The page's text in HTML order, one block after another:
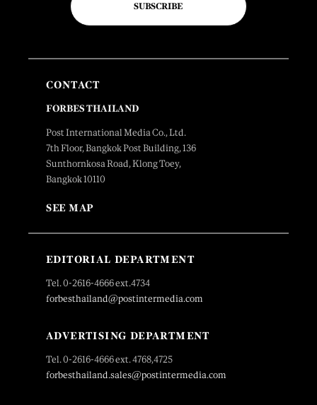
SUBSCRIBE
CONTACT
FORBES THAILAND
Post International Media Co., Ltd.
7th Floor, Bangkok Post Building, 136
Sunthornkosa Road, Klong Toey,
Bangkok 10110
SEE MAP
EDITORIAL DEPARTMENT
Tel. 0-2616-4666 ext.4734
forbesthailand@postintermedia.com
ADVERTISING DEPARTMENT
Tel. 0-2616-4666 ext. 4768,4725
forbesthailand.sales@postintermedia.com